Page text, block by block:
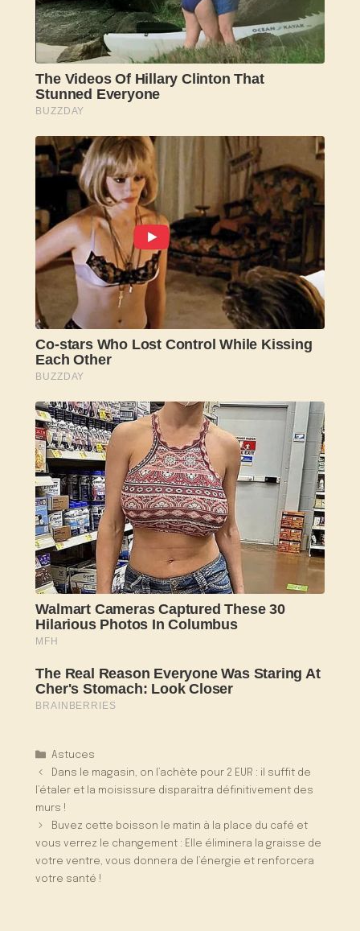
Catégories
Astuces
Dans le magasin, on l’achète pour 2 EUR : il suffit de
l’étaler et la moisissure disparaîtra définitivement des
murs !
Buvez cette boisson le matin à la place du café et
vous verrez le changement : Elle éliminera la graisse de
votre ventre, vous donnera de l’énergie et renforcera
votre santé !